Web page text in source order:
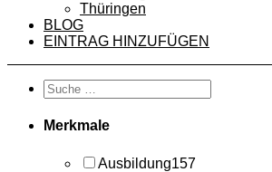
Thüringen
BLOG
EINTRAG HINZUFÜGEN
Merkmale
Ausbildung157